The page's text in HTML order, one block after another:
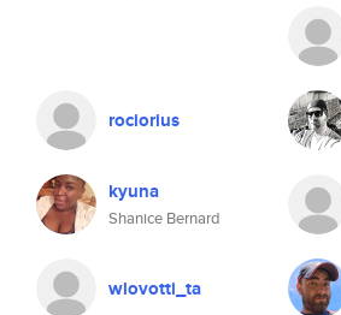
rociorius
kyuna
Shanice Bernard
wlovotti_ta